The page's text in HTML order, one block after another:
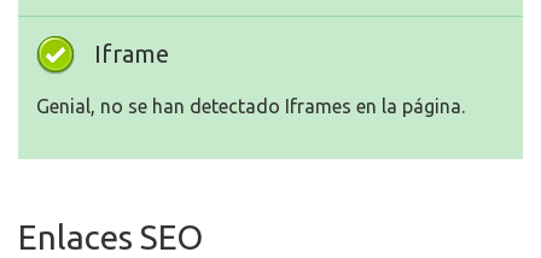
Iframe
Genial, no se han detectado Iframes en la página.
Enlaces SEO